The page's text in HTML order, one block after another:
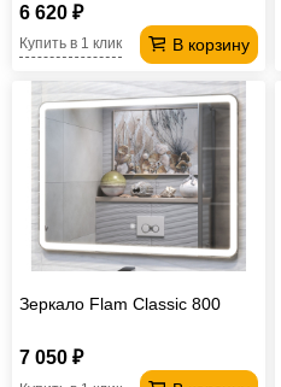
6 620 ₽
В корзину
Купить в 1 клик
Зеркало Flam Classic 800
7 050 ₽